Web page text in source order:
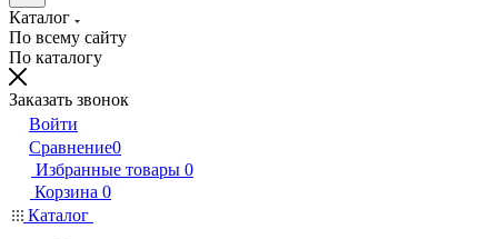
Каталог
По всему сайту
По каталогу
Заказать звонок
Войти
Сравнение0
Избранные товары 0
Корзина 0
Каталог